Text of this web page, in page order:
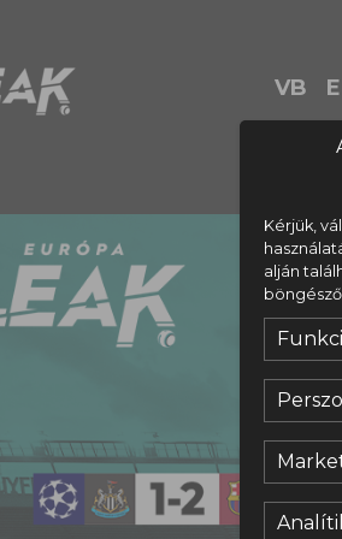
Kérjük,
alján
VB